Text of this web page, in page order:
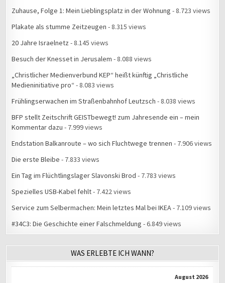
Zuhause, Folge 1: Mein Lieblingsplatz in der Wohnung - 8.723 views
Plakate als stumme Zeitzeugen - 8.315 views
20 Jahre Israelnetz - 8.145 views
Besuch der Knesset in Jerusalem - 8.088 views
„Christlicher Medienverbund KEP“ heißt künftig „Christliche
Medieninitiative pro“ - 8.083 views
Frühlingserwachen im Straßenbahnhof Leutzsch - 8.038 views
BFP stellt Zeitschrift GEISTbewegt! zum Jahresende ein – mein
Kommentar dazu - 7.999 views
Endstation Balkanroute – wo sich Fluchtwege trennen - 7.906 views
Die erste Bleibe - 7.833 views
Ein Tag im Flüchtlingslager Slavonski Brod - 7.783 views
Spezielles USB-Kabel fehlt- 7.422 views
Service zum Selbermachen: Mein letztes Mal bei IKEA- 7.109 views
#34C3: Die Geschichte einer Falschmeldung - 6.849 views
WAS ERLEBTE ICH WANN?
August 2026